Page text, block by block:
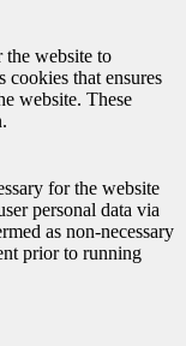
the website to
that ensures
website. These
for the website
personal data via
as non-necessary
prior to running